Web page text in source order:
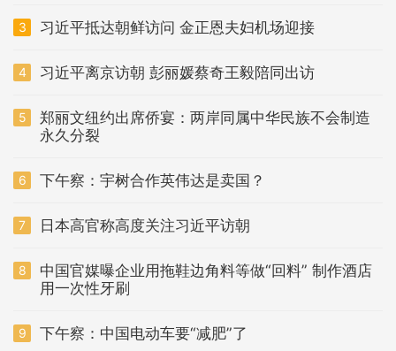
3 习近平抵达朝鲜访问 金正恩夫妇机场迎接
4 习近平离京访朝 彭丽媛蔡奇王毅陪同出访
5
郑丽文纽约出席侨宴：两岸同属中华民族不会制造
永久分裂
6 下午察：宇树合作英伟达是卖国？
7 日本高官称高度关注习近平访朝
8
中国官媒曝企业用拖鞋边角料等做“回料” 制作酒店
用一次性牙刷
9 下午察：中国电动车要“减肥”了